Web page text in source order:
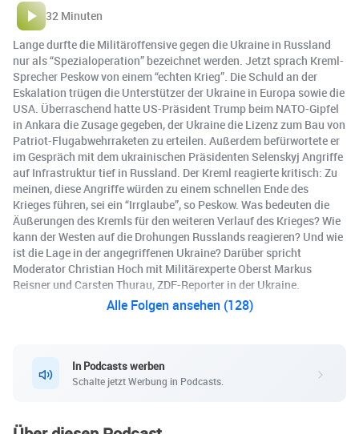
32 Minuten
Lange durfte die Militäroffensive gegen die Ukraine in Russland
nur als “Spezialoperation” bezeichnet werden. Jetzt sprach Kreml-
Sprecher Peskow von einem “echten Krieg”. Die Schuld an der
Eskalation trügen die Unterstützer der Ukraine in Europa sowie die
USA. Überraschend hatte US-Präsident Trump beim NATO-Gipfel
in Ankara die Zusage gegeben, der Ukraine die Lizenz zum Bau von
Patriot-Flugabwehrraketen zu erteilen. Außerdem befürwortete er
im Gespräch mit dem ukrainischen Präsidenten Selenskyj Angriffe
auf Infrastruktur tief in Russland. Der Kreml reagierte kritisch: Zu
meinen, diese Angriffe würden zu einem schnellen Ende des
Krieges führen, sei ein “Irrglaube”, so Peskow. Was bedeuten die
Äußerungen des Kremls für den weiteren Verlauf des Krieges? Wie
kann der Westen auf die Drohungen Russlands reagieren? Und wie
ist die Lage in der angegriffenen Ukraine? Darüber spricht
Moderator Christian Hoch mit Militärexperte Oberst Markus
Reisner und Carsten Thurau, ZDF-Reporter in der Ukraine.
Alle Folgen ansehen (128)
In Podcasts werben
Schalte jetzt Werbung in Podcasts.